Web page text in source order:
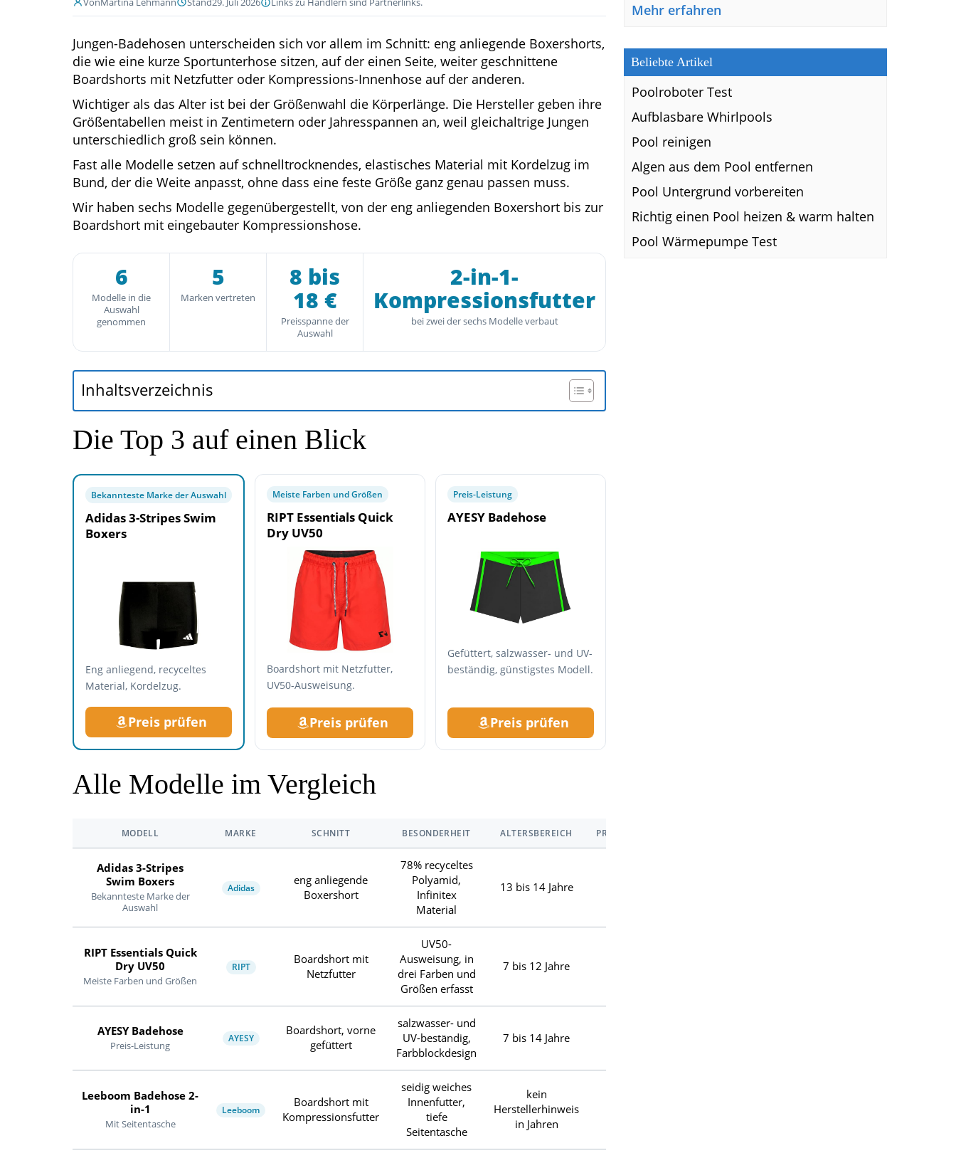
Jungen-Badehosen unterscheiden sich vor allem im Schnitt: eng anliegende Boxershorts,
die wie eine kurze Sportunterhose sitzen, auf der einen Seite, weiter geschnittene
Boardshorts mit Netzfutter oder Kompressions-Innenhose auf der anderen.
Wichtiger als das Alter ist bei der Größenwahl die Körperlänge. Die Hersteller geben ihre
Größentabellen meist in Zentimetern oder Jahresspannen an, weil gleichaltrige Jungen
unterschiedlich groß sein können.
Fast alle Modelle setzen auf schnelltrocknendes, elastisches Material mit Kordelzug im
Bund, der die Weite anpasst, ohne dass eine feste Größe ganz genau passen muss.
Wir haben sechs Modelle gegenübergestellt, von der eng anliegenden Boxershort bis zur
Boardshort mit eingebauter Kompressionshose.
6
Modelle in die
Auswahl
genommen
5
Marken vertreten
8 bis
18 €
Preisspanne der
Auswahl
2-in-1-
Kompressionsfutter
bei zwei der sechs Modelle verbaut
Inhaltsverzeichnis
Die Top 3 auf einen Blick
Bekannteste Marke der Auswahl
Adidas 3-Stripes Swim
Boxers
Eng anliegend, recyceltes
Material, Kordelzug.
Preis prüfen
Meiste Farben und Größen
RIPT Essentials Quick
Dry UV50
Boardshort mit Netzfutter,
UV50-Ausweisung.
Preis prüfen
Preis-Leistung
AYESY Badehose
Gefüttert, salzwasser- und UV-
beständig, günstigstes Modell.
Preis prüfen
Alle Modelle im Vergleich
MODELL MARKE SCHNITT BESONDERHEIT ALTERSBEREICH PREISKLASSE
Adidas 3-Stripes
Swim Boxers
Bekannteste Marke der
Auswahl
Adidas
eng anliegende
Boxershort
78% recyceltes
Polyamid,
Infinitex
Material
13 bis 14 Jahre
RIPT Essentials Quick
Dry UV50
Meiste Farben und Größen
RIPT
Boardshort mit
Netzfutter
UV50-
Ausweisung, in
drei Farben und
Größen erfasst
7 bis 12 Jahre
AYESY Badehose
Preis-Leistung
AYESY
Boardshort, vorne
gefüttert
salzwasser- und
UV-beständig,
Farbblockdesign
7 bis 14 Jahre
Leeboom Badehose 2-
in-1
Mit Seitentasche
Leeboom
Boardshort mit
Kompressionsfutter
seidig weiches
Innenfutter,
tiefe
Seitentasche
kein
Herstellerhinweis
in Jahren
Mehr erfahren
Beliebte Artikel
Poolroboter Test
Aufblasbare Whirlpools
Pool reinigen
Algen aus dem Pool entfernen
Pool Untergrund vorbereiten
Richtig einen Pool heizen & warm halten
Pool Wärmepumpe Test